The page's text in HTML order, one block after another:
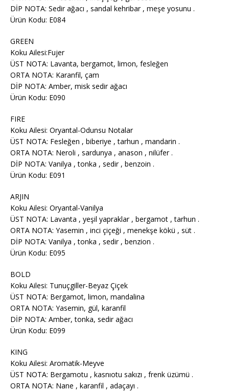
DİP NOTA: Sedir ağacı , sandal kehribar , meşe yosunu .
Ürün Kodu: E084
GREEN
Koku Ailesi:Fujer
ÜST NOTA: Lavanta, bergamot, limon, fesleğen
ORTA NOTA: Karanfil, çam
DİP NOTA: Amber, misk sedir ağacı
Ürün Kodu: E090
FIRE
Koku Ailesi: Oryantal-Odunsu Notalar
ÜST NOTA: Fesleğen , biberiye , tarhun , mandarin .
ORTA NOTA: Neroli , sardunya , anason , nilüfer .
DİP NOTA: Vanilya , tonka , sedir , benzoin .
Ürün Kodu: E091
ARJIN
Koku Ailesi: Oryantal-Vanilya
ÜST NOTA: Lavanta , yeşil yapraklar , bergamot , tarhun .
ORTA NOTA: Yasemin , inci çiçeği , menekşe kökü , süt .
DİP NOTA: Vanilya , tonka , sedir , benzion .
Ürün Kodu: E095
BOLD
Koku Ailesi: Tunuçgiller-Beyaz Çiçek
ÜST NOTA: Bergamot, limon, mandalina
ORTA NOTA: Yasemin, gül, karanfil
DİP NOTA: Amber, tonka, sedir ağacı
Ürün Kodu: E099
KING
Koku Ailesi: Aromatik-Meyve
ÜST NOTA: Bergamotu , kasnıotu sakızı , frenk üzümü .
ORTA NOTA: Nane , karanfil , adaçayı .